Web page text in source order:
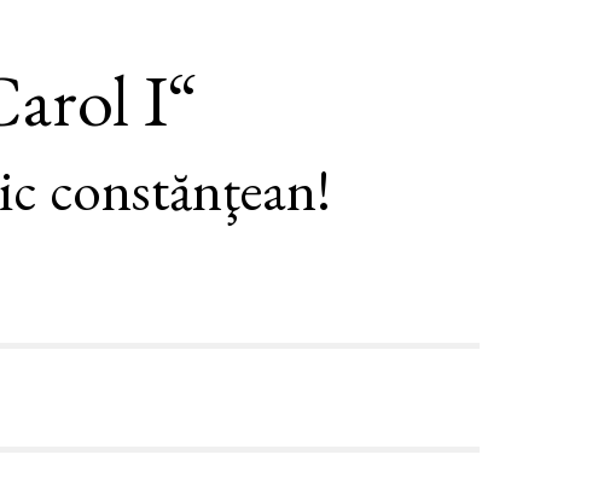
I“
constănţean!